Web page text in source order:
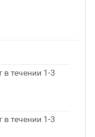
течении 1-3
течении 1-3